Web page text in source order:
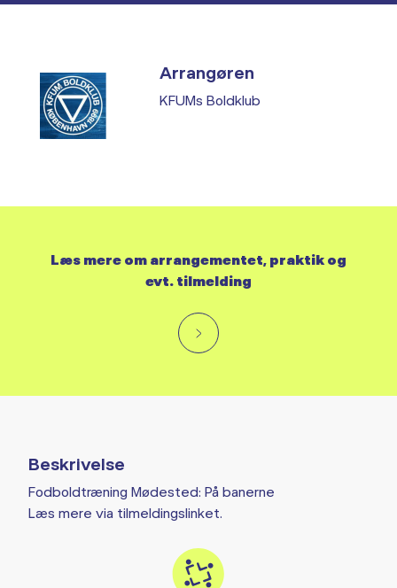
Beskrivelse
Fodboldtræning Mødested: På banerne
Læs mere via tilmeldingslinket.
Arrangøren
KFUMs Boldklub
Læs mere om arrangementet, praktik og
evt. tilmelding